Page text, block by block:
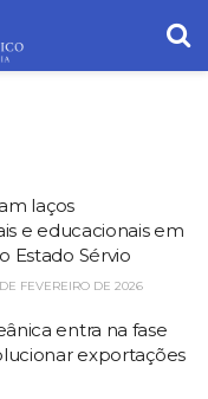
laços
e educacionais em
Estado Sérvio
FEVEREIRO DE 2026
entra na fase
exportações